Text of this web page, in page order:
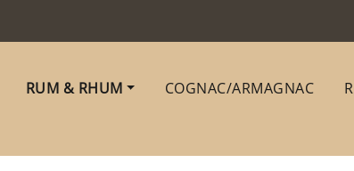
RUM & RHUM COGNAC/ARMAGNAC